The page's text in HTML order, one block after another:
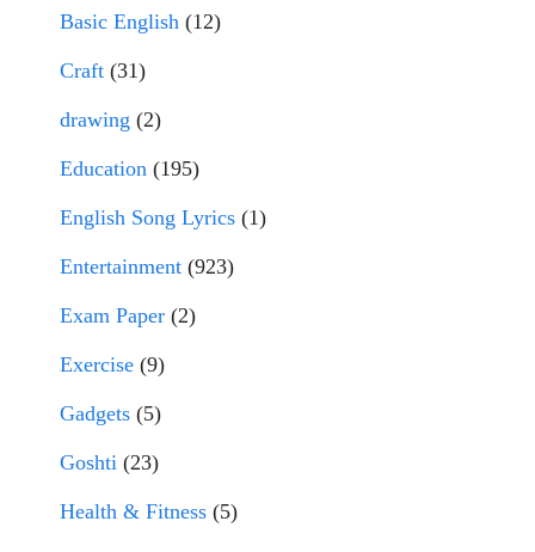
Basic English (12)
Craft (31)
drawing (2)
Education (195)
English Song Lyrics (1)
Entertainment (923)
Exam Paper (2)
Exercise (9)
Gadgets (5)
Goshti (23)
Health & Fitness (5)